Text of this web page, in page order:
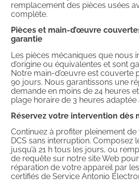
remplacement des pièces usées
complète.
Pièces et main-d’œuvre
garantie
Les pièces mécaniques que nous
d’origine ou équivalentes et sont
Notre main-d’œuvre est couverte
90 jours. Nous garantissons une
demande en moins de 24 heures et
plage horaire de 3 heures adaptée
Réservez votre intervention dès
Continuez à profiter pleinement
DCS sans interruption. Composez
jusqu’à 21 h tous les jours, ou
de requête sur notre site Web
réparation de votre appareil par
certifiés de Service Antonio